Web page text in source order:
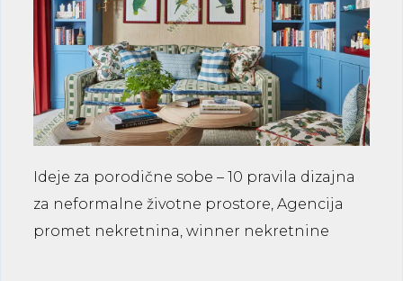
Ideje za porodične sobe – 10 pravila dizajna
za neformalne životne prostore, Agencija
promet nekretnina, winner nekretnine